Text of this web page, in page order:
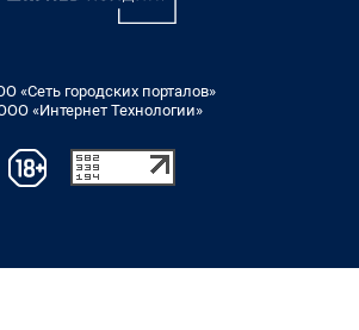
«Сеть городских порталов»
«Интернет Технологии»